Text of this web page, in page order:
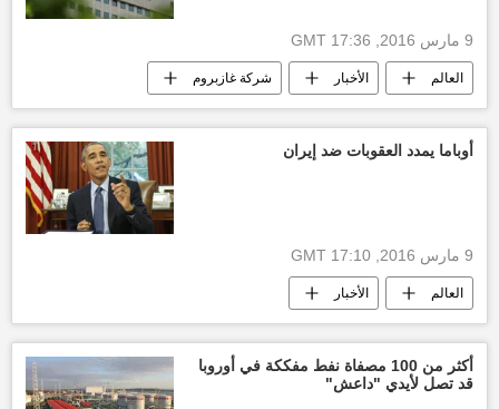
9 مارس 2016, 17:36 GMT
العالم الأخبار شركة غازبروم
أوباما يمدد العقوبات ضد إيران
9 مارس 2016, 17:10 GMT
العالم الأخبار
الولايات المتحدة الأمريكية أخبار إيران
باراك أوباما
أكثر من 100 مصفاة نفط مفككة في أوروبا
قد تصل لأيدي "داعش"